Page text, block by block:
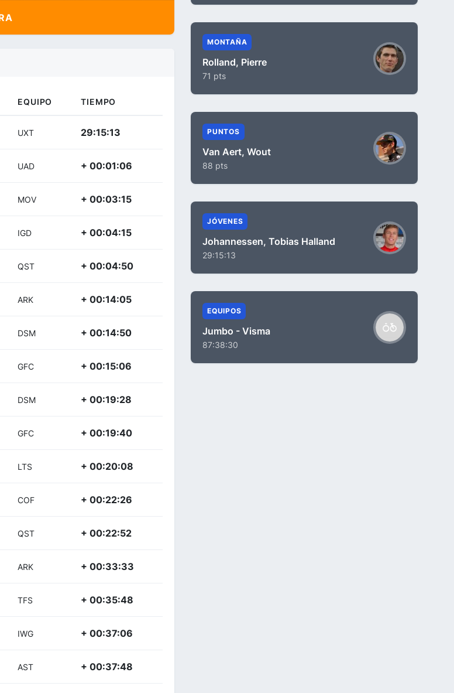
EQUIPO TIEMPO
UXT 29:15:13
UAD + 00:01:06
MOV + 00:03:15
IGD + 00:04:15
QST + 00:04:50
ARK + 00:14:05
DSM + 00:14:50
GFC + 00:15:06
DSM + 00:19:28
GFC + 00:19:40
LTS + 00:20:08
COF + 00:22:26
QST + 00:22:52
ARK + 00:33:33
TFS + 00:35:48
IWG + 00:37:06
AST + 00:37:48
MONTAÑA
Rolland, Pierre
71 pts
PUNTOS
Van Aert, Wout
88 pts
JÓVENES
Johannessen, Tobias Halland
29:15:13
EQUIPOS
Jumbo - Visma
87:38:30